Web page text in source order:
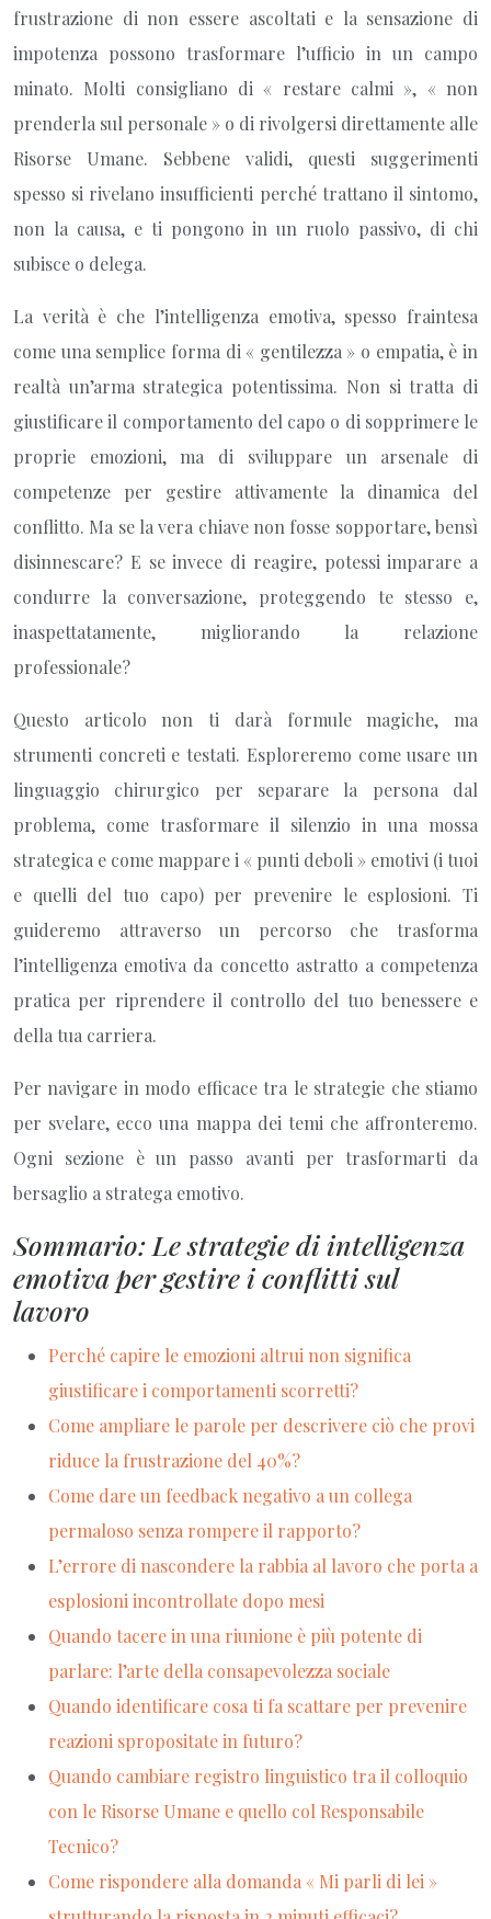
frustrazione di non essere ascoltati e la sensazione di
impotenza possono trasformare l’ufficio in un campo
minato. Molti consigliano di « restare calmi », « non
prenderla sul personale » o di rivolgersi direttamente alle
Risorse Umane. Sebbene validi, questi suggerimenti
spesso si rivelano insufficienti perché trattano il sintomo,
non la causa, e ti pongono in un ruolo passivo, di chi
subisce o delega.
La verità è che l’intelligenza emotiva, spesso fraintesa
come una semplice forma di « gentilezza » o empatia, è in
realtà un’arma strategica potentissima. Non si tratta di
giustificare il comportamento del capo o di sopprimere le
proprie emozioni, ma di sviluppare un arsenale di
competenze per gestire attivamente la dinamica del
conflitto. Ma se la vera chiave non fosse sopportare, bensì
disinnescare? E se invece di reagire, potessi imparare a
condurre la conversazione, proteggendo te stesso e,
inaspettatamente, migliorando la relazione
professionale?
Questo articolo non ti darà formule magiche, ma
strumenti concreti e testati. Esploreremo come usare un
linguaggio chirurgico per separare la persona dal
problema, come trasformare il silenzio in una mossa
strategica e come mappare i « punti deboli » emotivi (i tuoi
e quelli del tuo capo) per prevenire le esplosioni. Ti
guideremo attraverso un percorso che trasforma
l’intelligenza emotiva da concetto astratto a competenza
pratica per riprendere il controllo del tuo benessere e
della tua carriera.
Per navigare in modo efficace tra le strategie che stiamo
per svelare, ecco una mappa dei temi che affronteremo.
Ogni sezione è un passo avanti per trasformarti da
bersaglio a stratega emotivo.
Sommario: Le strategie di intelligenza
emotiva per gestire i conflitti sul
lavoro
Perché capire le emozioni altrui non significa
giustificare i comportamenti scorretti?
Come ampliare le parole per descrivere ciò che provi
riduce la frustrazione del 40%?
Come dare un feedback negativo a un collega
permaloso senza rompere il rapporto?
L’errore di nascondere la rabbia al lavoro che porta a
esplosioni incontrollate dopo mesi
Quando tacere in una riunione è più potente di
parlare: l’arte della consapevolezza sociale
Quando identificare cosa ti fa scattare per prevenire
reazioni spropositate in futuro?
Quando cambiare registro linguistico tra il colloquio
con le Risorse Umane e quello col Responsabile
Tecnico?
Come rispondere alla domanda « Mi parli di lei »